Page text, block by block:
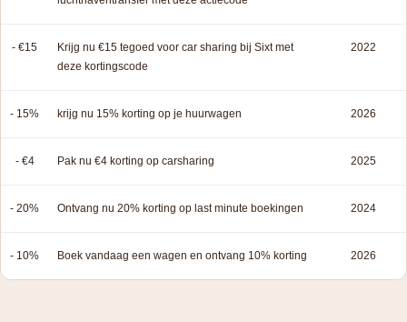
- €15
Krijg nu €15 tegoed voor car sharing bij Sixt met
deze kortingscode
2022
- 15% krijg nu 15% korting op je huurwagen 2026
- €4 Pak nu €4 korting op carsharing 2025
- 20% Ontvang nu 20% korting op last minute boekingen 2024
- 10% Boek vandaag een wagen en ontvang 10% korting 2026